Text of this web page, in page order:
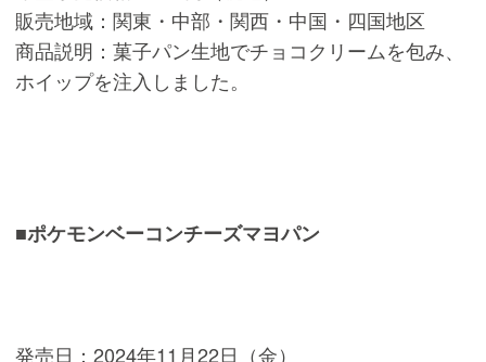
販売地域：関東・中部・関西・中国・四国地区
商品説明：菓子パン生地でチョコクリームを包み、
ホイップを注入しました。
■ポケモンベーコンチーズマヨパン
発売日：2024年11月22日（金）